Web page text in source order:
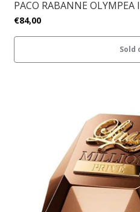
PACO RABANNE
€84,00
Sold